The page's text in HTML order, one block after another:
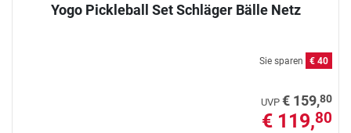
Yogo Pickleball Set Schläger Bälle Netz
Sie sparen € 40
UVP € 159,80
€ 119,80